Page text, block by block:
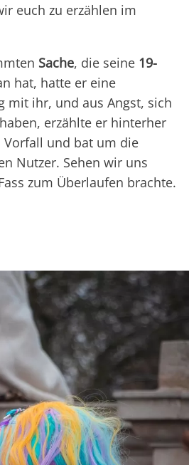
euch zu erzählen im
Sache, die seine 19-
hat, hatte er eine
mit ihr, und aus Angst, sich
erzählte er hinterher
und bat um die
Nutzer. Sehen wir uns
zum Überlaufen brachte.